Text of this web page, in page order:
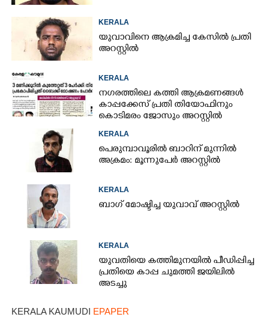
KERALA
യുവാവിനെ ആക്രമിച്ച കേസിൽ പ്രതി
അറസ്റ്റിൽ
KERALA
നഗരത്തിലെ കത്തി ആക്രമണങ്ങൾ
കാപ്പക്കേസ് പ്രതി തിയോഫിനും
കൊടിമരം ജോസും അറസ്റ്റിൽ
KERALA
പെരുമ്പാവൂരിൽ ബാറിന് മുന്നിൽ
അക്രമം: മൂന്നുപേർ അറസ്റ്റിൽ
KERALA
ബാഗ് മോഷ്ടിച്ച യുവാവ് അറസ്റ്റിൽ
KERALA
യുവതിയെ കത്തിമുനയിൽ പീഡിപ്പിച്ച
പ്രതിയെ കാപ്പ ചുമത്തി ജയിലിൽ
അടച്ചു
KERALA KAUMUDI EPAPER